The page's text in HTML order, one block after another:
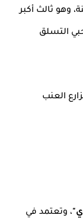
وهو ثالث أكبر
التسلق
العنب
، وتعتمد في